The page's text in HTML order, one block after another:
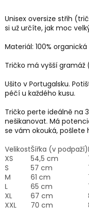
Unisex oversize střih
si už určíte, jak moc
Materiál: 100%
Tričko má vyšší gramáž
Ušito v Portugalsku.
péčí u každého kusu.
Tričko perte ideálně na
nešikanovat. Má
se vám okouká, pošlete
VelikostŠířka (v podpaží)
XS
54,5 cm
S
57 cm
M
61 cm
L
65 cm
XL
67 cm
XXL
70 cm